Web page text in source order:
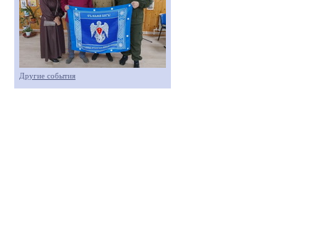
Другие события